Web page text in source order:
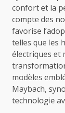
confort et la
compte des
favorise
telles que les
électriques et
modèles
Maybach,
technologie